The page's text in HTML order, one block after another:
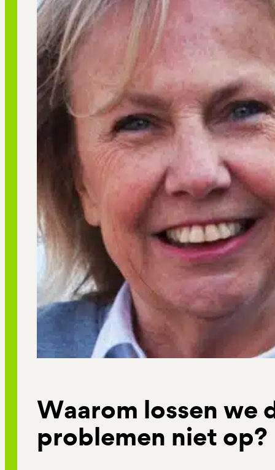
Waarom lossen we
problemen niet op?